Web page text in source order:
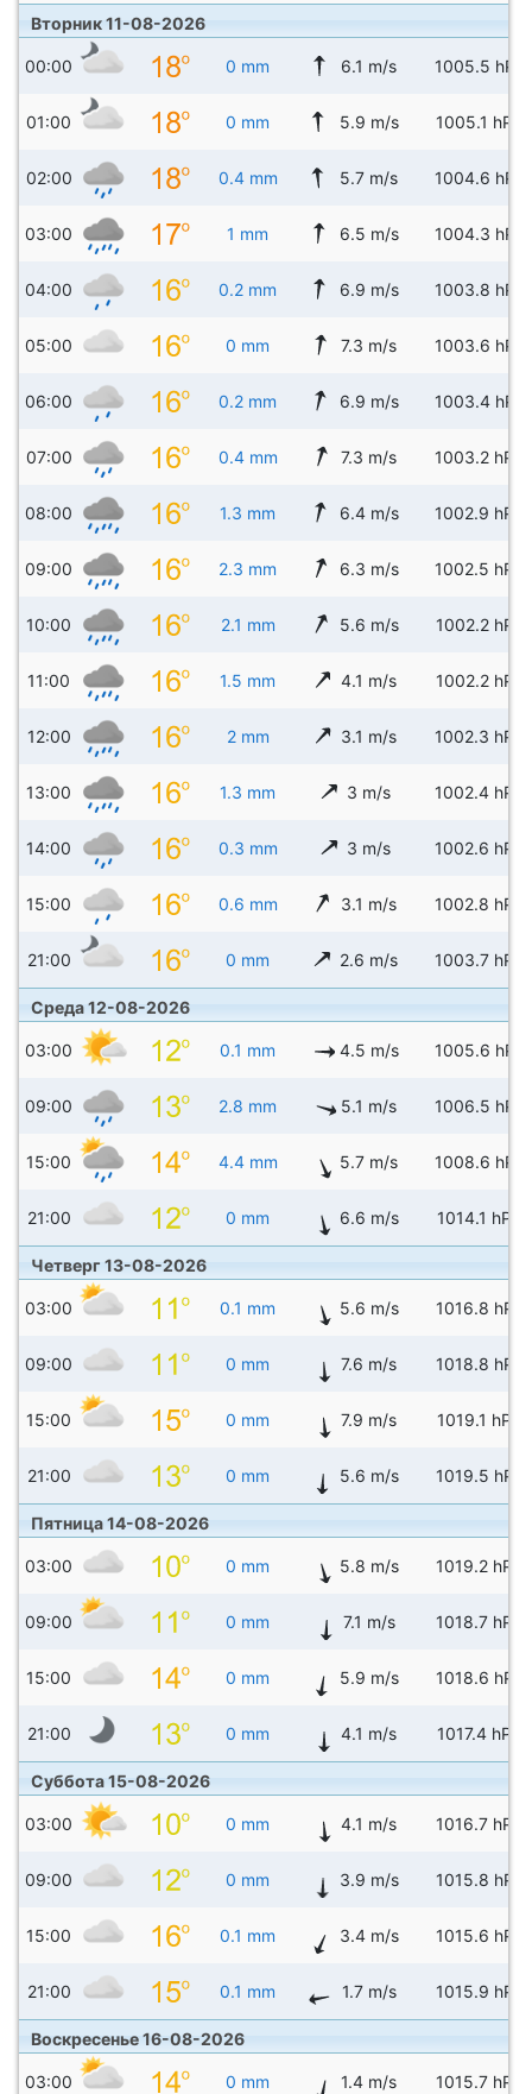
Вторник 11-08-2026
00:00 0 mm 6.1 m/s 1005.5 hPa
01:00 0 mm 5.9 m/s 1005.1 hPa
02:00 0.4 mm 5.7 m/s 1004.6 hPa
03:00 1 mm 6.5 m/s 1004.3 hPa
04:00 0.2 mm 6.9 m/s 1003.8 hPa
05:00 0 mm 7.3 m/s 1003.6 hPa
06:00 0.2 mm 6.9 m/s 1003.4 hPa
07:00 0.4 mm 7.3 m/s 1003.2 hPa
08:00 1.3 mm 6.4 m/s 1002.9 hPa
09:00 2.3 mm 6.3 m/s 1002.5 hPa
10:00 2.1 mm 5.6 m/s 1002.2 hPa
11:00 1.5 mm 4.1 m/s 1002.2 hPa
12:00 2 mm 3.1 m/s 1002.3 hPa
13:00 1.3 mm 3 m/s 1002.4 hPa
14:00 0.3 mm 3 m/s 1002.6 hPa
15:00 0.6 mm 3.1 m/s 1002.8 hPa
21:00 0 mm 2.6 m/s 1003.7 hPa
Среда 12-08-2026
03:00 0.1 mm 4.5 m/s 1005.6 hPa
09:00 2.8 mm 5.1 m/s 1006.5 hPa
15:00 4.4 mm 5.7 m/s 1008.6 hPa
21:00 0 mm 6.6 m/s 1014.1 hPa
Четверг 13-08-2026
03:00 0.1 mm 5.6 m/s 1016.8 hPa
09:00 0 mm 7.6 m/s 1018.8 hPa
15:00 0 mm 7.9 m/s 1019.1 hPa
21:00 0 mm 5.6 m/s 1019.5 hPa
Пятница 14-08-2026
03:00 0 mm 5.8 m/s 1019.2 hPa
09:00 0 mm 7.1 m/s 1018.7 hPa
15:00 0 mm 5.9 m/s 1018.6 hPa
21:00 0 mm 4.1 m/s 1017.4 hPa
Суббота 15-08-2026
03:00 0 mm 4.1 m/s 1016.7 hPa
09:00 0 mm 3.9 m/s 1015.8 hPa
15:00 0.1 mm 3.4 m/s 1015.6 hPa
21:00 0.1 mm 1.7 m/s 1015.9 hPa
Воскресенье 16-08-2026
03:00 0 mm 1.4 m/s 1015.7 hPa